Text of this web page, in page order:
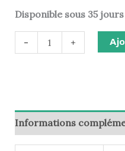
Disponible sous 35 jours
- +
Informations